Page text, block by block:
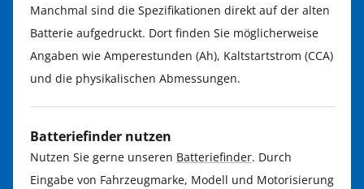
Manchmal sind die Spezifikationen direkt auf der alten
Batterie aufgedruckt. Dort finden Sie möglicherweise
Angaben wie Amperestunden (Ah), Kaltstartstrom (CCA)
und die physikalischen Abmessungen.
Batteriefinder nutzen
Nutzen Sie gerne unseren Batteriefinder. Durch
Eingabe von Fahrzeugmarke, Modell und Motorisierung